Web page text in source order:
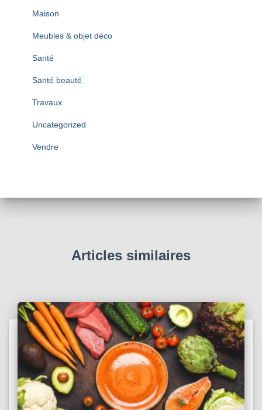
Maison
Meubles & objet déco
Santé
Santé beauté
Travaux
Uncategorized
Vendre
Articles similaires